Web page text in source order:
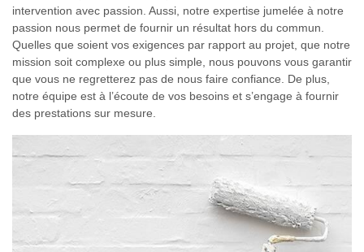
intervention avec passion. Aussi, notre expertise jumelée à notre
passion nous permet de fournir un résultat hors du commun.
Quelles que soient vos exigences par rapport au projet, que notre
mission soit complexe ou plus simple, nous pouvons vous garantir
que vous ne regretterez pas de nous faire confiance. De plus,
notre équipe est à l’écoute de vos besoins et s’engage à fournir
des prestations sur mesure.